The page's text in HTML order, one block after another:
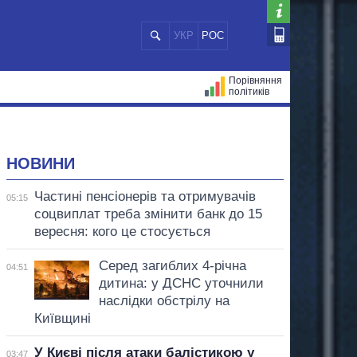
УКР РОС
Порівняння
політиків
НОВИНИ
05:15
Частині пенсіонерів та отримувачів
соцвиплат треба змінити банк до 15
вересня: кого це стосується
04:51
Серед загиблих 4-річна
дитина: у ДСНС уточнили
наслідки обстрілу на
Київщині
03:47
У Києві після атаки балістикою у